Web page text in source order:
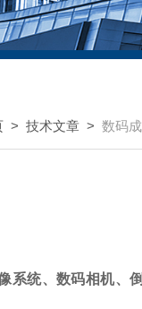
> 技术文章 > 数码
系统、数码相机、